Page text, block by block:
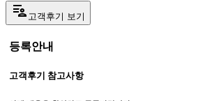
patient_list 고객후기 보기
등록안내
고객후기 참고사항